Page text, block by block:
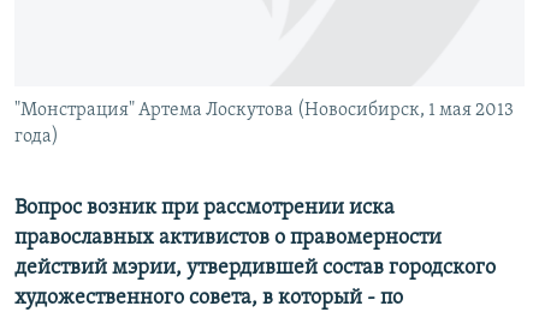
Все сайты РСЕ/РС
"Монстрация" Артема Лоскутова (Новосибирск, 1 мая 2013
года)
Вопрос возник при рассмотрении иска
православных активистов о правомерности
действий мэрии, утвердившей состав городского
художественного совета, в который - по